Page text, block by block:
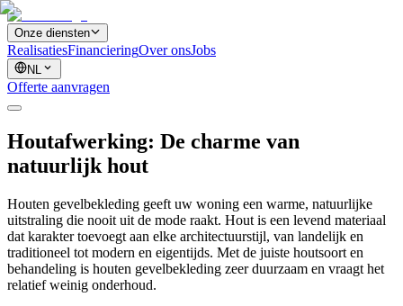
Onze diensten
RealisatiesFinancieringOver onsJobs
NL
Offerte aanvragen
Houtafwerking: De charme van
natuurlijk hout
Houten gevelbekleding geeft uw woning een warme, natuurlijke
uitstraling die nooit uit de mode raakt. Hout is een levend materiaal
dat karakter toevoegt aan elke architectuurstijl, van landelijk en
traditioneel tot modern en eigentijds. Met de juiste houtsoort en
behandeling is houten gevelbekleding zeer duurzaam en vraagt het
relatief weinig onderhoud.